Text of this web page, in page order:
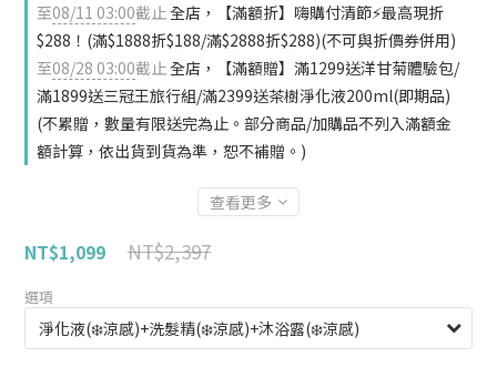
至08/11 03:00截止全店，【滿額折】嗨購付清節⚡最高現折
$288！(滿$1888折$188/滿$2888折$288)(不可與折價券併用)
至08/28 03:00截止全店，【滿額贈】滿1299送洋甘菊體驗包/
滿1899送三冠王旅行組/滿2399送茶樹淨化液200ml(即期品)
(不累贈，數量有限送完為止。部分商品/加購品不列入滿額金
額計算，依出貨到貨為準，恕不補贈。)
查看更多
NT$1,099 NT$2,397
選項